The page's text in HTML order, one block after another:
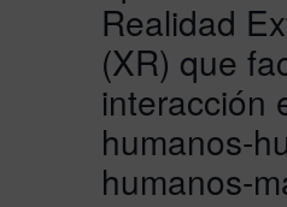
Realidad
(XR) que
interacción
humanos-
humanos-